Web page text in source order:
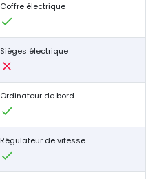
Coffre électrique
Sièges électrique
Ordinateur de bord
Régulateur de vitesse